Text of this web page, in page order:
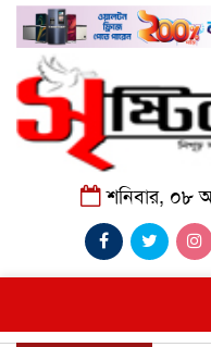
শনিবার, ০৮